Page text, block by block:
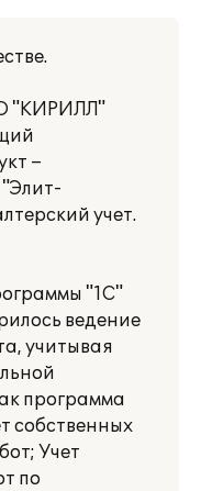
"КИРИЛЛ"
–
учет.
"1С"
ведение
учитывая
программа
собственных
Учет
по